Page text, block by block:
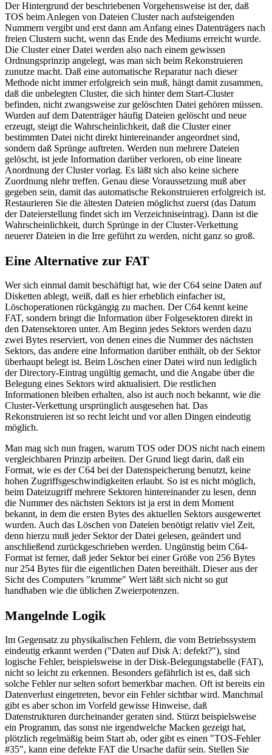
Der Hintergrund der beschriebenen Vorgehensweise ist der, daß
TOS beim Anlegen von Dateien Cluster nach aufsteigenden
Nummern vergibt und erst dann am Anfang eines Datenträgers nach
freien Clustern sucht, wenn das Ende des Mediums erreicht wurde.
Die Cluster einer Datei werden also nach einem gewissen
Ordnungsprinzip angelegt, was man sich beim Rekonstruieren
zunutze macht. Daß eine automatische Reparatur nach dieser
Methode nicht immer erfolgreich sein muß, hängt damit zusammen,
daß die unbelegten Cluster, die sich hinter dem Start-Cluster
befinden, nicht zwangsweise zur gelöschten Datei gehören müssen.
Wurden auf dem Datenträger häufig Dateien gelöscht und neue
erzeugt, steigt die Wahrscheinlichkeit, daß die Cluster einer
bestimmten Datei nicht direkt hintereinander angeordnet sind,
sondern daß Sprünge auftreten. Werden nun mehrere Dateien
gelöscht, ist jede Information darüber verloren, ob eine lineare
Anordnung der Cluster vorlag. Es läßt sich also keine sichere
Zuordnung nlehr treffen. Genau diese Voraussetzung muß aber
gegeben sein, damit das automatische Rekonstruieren erfolgreich ist.
Restaurieren Sie die ältesten Dateien möglichst zuerst (das Datum
der Dateierstellung findet sich im Verzeichniseintrag). Dann ist die
Wahrscheinlichkeit, durch Sprünge in der Cluster-Verkettung
neuerer Dateien in die Irre geführt zu werden, nicht ganz so groß.
Eine Alternative zur FAT
Wer sich einmal damit beschäftigt hat, wie der C64 seine Daten auf
Disketten ablegt, weiß, daß es hier erheblich einfacher ist,
Löschoperationen rückgängig zu machen. Der C64 kennt keine
FAT, sondern bringt die Information über Folgesektoren direkt in
den Datensektoren unter. Am Beginn jedes Sektors werden dazu
zwei Bytes reserviert, von denen eines die Nummer des nächsten
Sektors, das andere eine Information darüber enthält, ob der Sektor
überhaupt belegt ist. Beim Löschen einer Datei wird nun lediglich
der Directory-Eintrag ungültig gemacht, und die Angabe über die
Belegung eines Sektors wird aktualisiert. Die restlichen
Informationen bleiben erhalten, also ist auch noch bekannt, wie die
Cluster-Verkettung ursprünglich ausgesehen hat. Das
Rekonstruieren ist so recht leicht und vor allen Dingen eindeutig
möglich.
Man mag sich nun fragen, warum TOS oder DOS nicht nach einem
vergleichbaren Prinzip arbeiten. Der Grund liegt darin, daß ein
Format, wie es der C64 bei der Datenspeicherung benutzt, keine
hohen Zugriffsgeschwindigkeiten erlaubt. So ist es nicht möglich,
beim Dateizugriff mehrere Sektoren hintereinander zu lesen, denn
die Nummer des nächsten Sektors ist ja erst in dem Moment
bekannt, in dem die ersten Bytes des aktuellen Sektors ausgewertet
wurden. Auch das Löschen von Dateien benötigt relativ viel Zeit,
denn hierzu muß jeder Sektor der Datei gelesen, geändert und
anschließend zurückgeschrieben werden. Ungünstig beim C64-
Format ist ferner, daß jeder Sektor bei einer Größe von 256 Bytes
nur 254 Bytes für die eigentlichen Daten bereithält. Dieser aus der
Sicht des Computers "krumme" Wert läßt sich nicht so gut
handhaben wie die üblichen Zweierpotenzen.
Mangelnde Logik
Im Gegensatz zu physikalischen Fehlern, die vom Betriebssystem
eindeutig erkannt werden ("Daten auf Disk A: defekt?"), sind
logische Fehler, beispielsweise in der Disk-Belegungstabelle (FAT),
nicht so leicht zu erkennen. Besonders gefährlich ist es, daß sich
solche Fehler nur selten sofort bemerkbar machen. Oft ist bereits ein
Datenverlust eingetreten, bevor ein Fehler sichtbar wird. Manchmal
gibt es aber schon im Vorfeld gewisse Hinweise, daß
Datenstrukturen durcheinander geraten sind. Stürzt beispielsweise
ein Programm, das sonst nie irgendwelche Macken gezeigt hat,
plötzlich regelmäßig beim Start ab, oder gibt es einen "TOS-Fehler
#35", kann eine defekte FAT die Ursache dafür sein. Stellen Sie